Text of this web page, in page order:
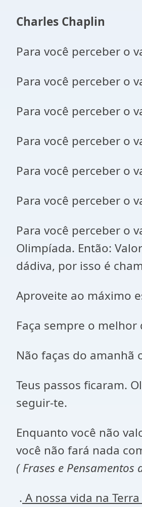
Charles Chaplin
Para você perceber o
Para você perceber o
Para você perceber o
Para você perceber o
Para você perceber o
Para você perceber o
Para você perceber o
Olimpíada. Então:
dádiva, por isso é
Aproveite ao máximo
Faça sempre o
Não faças do amanhã
Teus passos ficaram.
seguir-te.
Enquanto você não
você não fará nada
( Frases e Pensamentos
. A nossa vida na